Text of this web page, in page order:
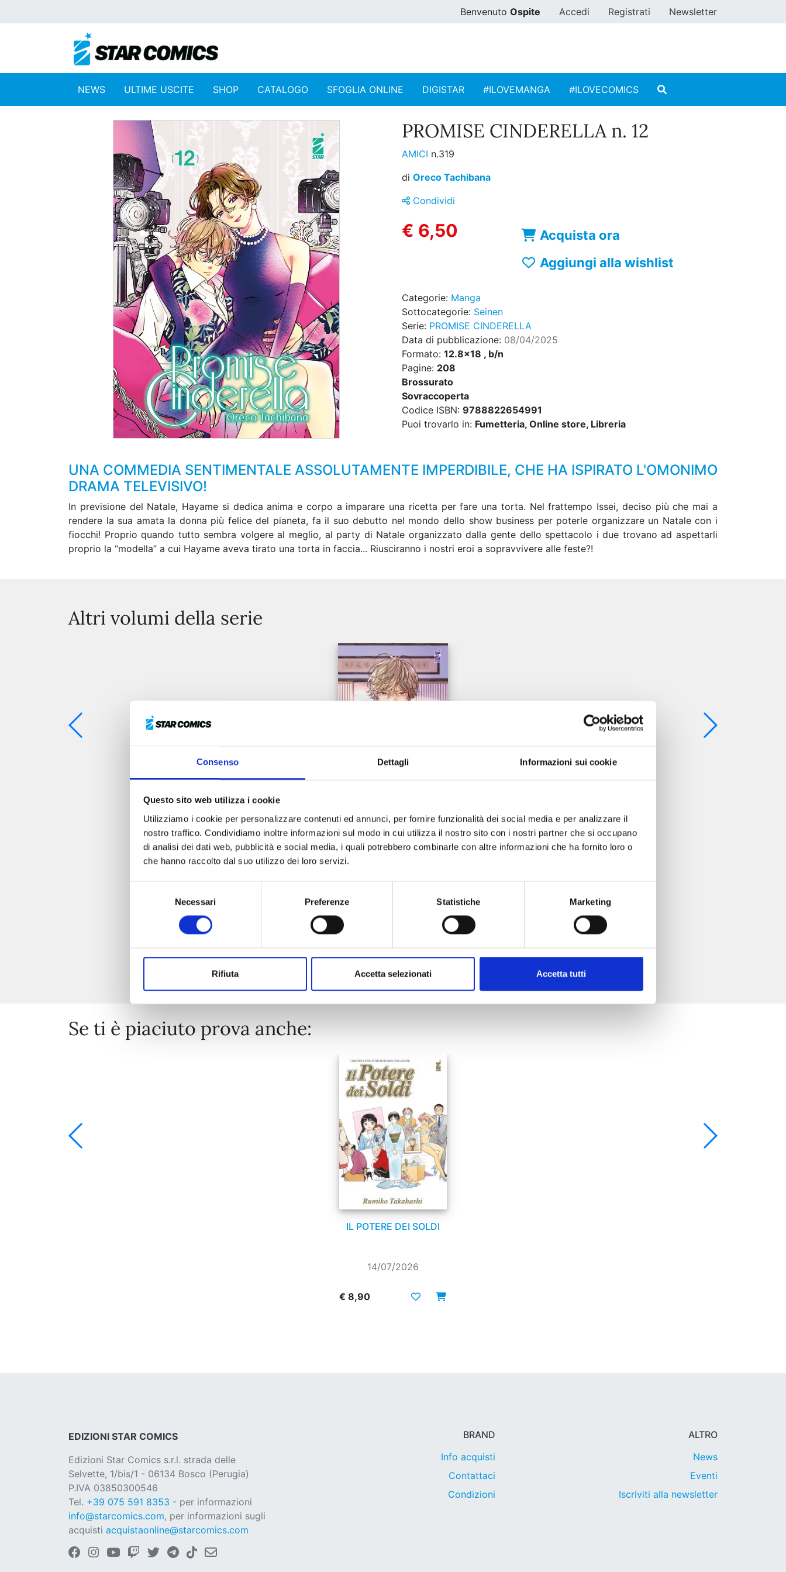
Consenso Dettagli Informazioni sui cookie
Questo sito web utilizza i cookie
Utilizziamo i cookie per personalizzare contenuti ed annunci, per fornire funzionalità dei social media e per analizzare il
nostro traffico. Condividiamo inoltre informazioni sul modo in cui utilizza il nostro sito con i nostri partner che si occupano
di analisi dei dati web, pubblicità e social media, i quali potrebbero combinarle con altre informazioni che ha fornito loro o
che hanno raccolto dal suo utilizzo dei loro servizi.
Necessari Preferenze Statistiche Marketing
Rifiuta Accetta selezionati Accetta tutti
Benvenuto Ospite Accedi Registrati Newsletter
NEWS ULTIME USCITE SHOP CATALOGO SFOGLIA ONLINE DIGISTAR #ILOVEMANGA #ILOVECOMICS
PROMISE CINDERELLA n. 12
AMICI n.319
di Oreco Tachibana
Condividi
€ 6,50
Acquista ora
Aggiungi alla wishlist
Categorie: Manga
Sottocategorie: Seinen
Serie: PROMISE CINDERELLA
Data di pubblicazione: 08/04/2025
Formato: 12.8x18 , b/n
Pagine: 208
Brossurato
Sovraccoperta
Codice ISBN: 9788822654991
Puoi trovarlo in: Fumetteria, Online store, Libreria
UNA COMMEDIA SENTIMENTALE ASSOLUTAMENTE IMPERDIBILE, CHE HA ISPIRATO L'OMONIMO
DRAMA TELEVISIVO!
In previsione del Natale, Hayame si dedica anima e corpo a imparare una ricetta per fare una torta. Nel frattempo Issei, deciso più che mai a
rendere la sua amata la donna più felice del pianeta, fa il suo debutto nel mondo dello show business per poterle organizzare un Natale con i
fiocchi! Proprio quando tutto sembra volgere al meglio, al party di Natale organizzato dalla gente dello spettacolo i due trovano ad aspettarli
proprio la “modella” a cui Hayame aveva tirato una torta in faccia... Riusciranno i nostri eroi a sopravvivere alle feste?!
Altri volumi della serie
PROMISE CINDERELLA n. 15
Mostra tutto
Se ti è piaciuto prova anche:
IL POTERE DEI SOLDI
14/07/2026
€ 8,90
EDIZIONI STAR COMICS
Edizioni Star Comics s.r.l. strada delle
Selvette, 1/bis/1 - 06134 Bosco (Perugia)
P.IVA 03850300546
Tel. +39 075 591 8353 - per informazioni
info@starcomics.com, per informazioni sugli
acquisti acquistaonline@starcomics.com
BRAND
Info acquisti
Contattaci
Condizioni
ALTRO
News
Eventi
Iscriviti alla newsletter